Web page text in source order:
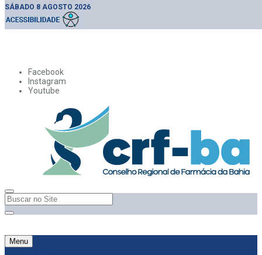
SÁBADO 8 AGOSTO 2026
Facebook
Instagram
Youtube
Menu